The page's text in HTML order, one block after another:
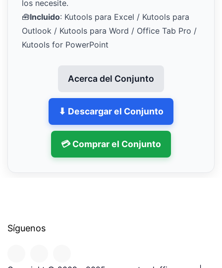
los necesite.
🧰Incluido: Kutools para Excel / Kutools para
Outlook / Kutools para Word / Office Tab Pro /
Kutools for PowerPoint
Acerca del Conjunto
⬇ Descargar el Conjunto
💳 Comprar el Conjunto
Síguenos